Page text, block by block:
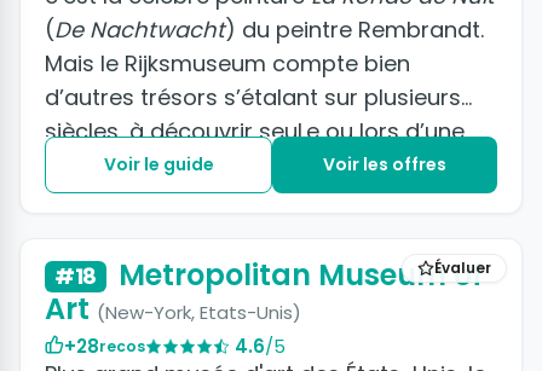
(De Nachtwacht) du peintre Rembrandt.
Mais le Rijksmuseum compte bien
d’autres trésors s’étalant sur plusieurs
siècles, à découvrir seul.e ou lors d’une
visite guidée proposée par le musée en
plusieurs langues.
Voir le guide Voir les offres
Évaluer
#18
Metropolitan Museum of
Art (New-York, Etats-Unis)
+28recos 4.6/5